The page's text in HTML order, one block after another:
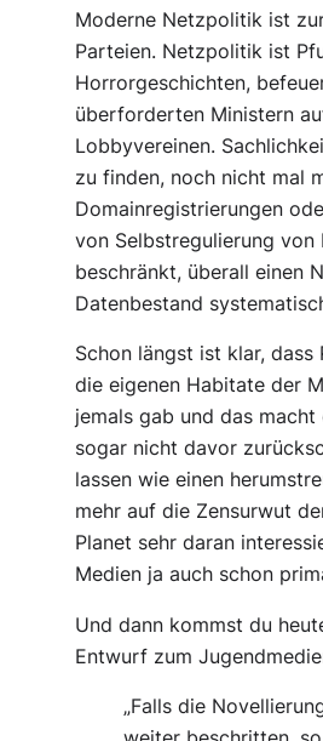
Moderne Netzpolitik ist
Parteien. Netzpolitik ist
Horrorgeschichten,
überforderten Ministern
Lobbyvereinen.
zu finden, noch nicht mal
Domainregistrierungen
von Selbstregulierung
beschränkt, überall einen
Datenbestand
Schon längst ist klar,
die eigenen Habitate der
jemals gab und das
sogar nicht davor
lassen wie einen
mehr auf die Zensurwut
Planet sehr daran
Medien ja auch schon
Und dann kommst du
Entwurf zum
„Falls die